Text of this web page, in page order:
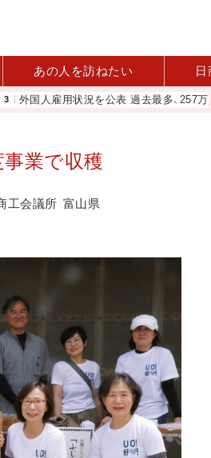
あの人を訪ねたい 日
雇用状況を公表 過去最多、257万人に 厚
業で収穫
工会議所 富山県